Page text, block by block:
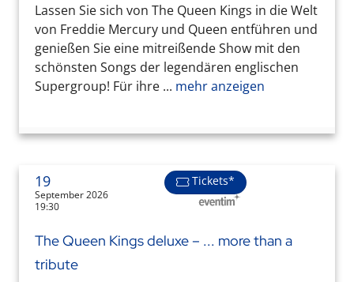
Lassen Sie sich von The Queen Kings in die Welt
von Freddie Mercury und Queen entführen und
genießen Sie eine mitreißende Show mit den
schönsten Songs der legendären englischen
Supergroup! Für ihre ... mehr anzeigen
19
September 2026
19:30
Tickets*
The Queen Kings deluxe – ... more than a
tribute